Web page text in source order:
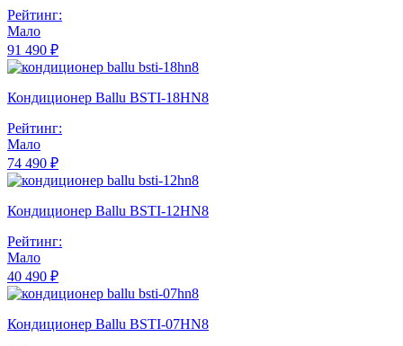
Рейтинг:
Мало
91 490 ₽
Кондиционер Ballu BSTI-18HN8
Рейтинг:
Мало
74 490 ₽
Кондиционер Ballu BSTI-12HN8
Рейтинг:
Мало
40 490 ₽
Кондиционер Ballu BSTI-07HN8